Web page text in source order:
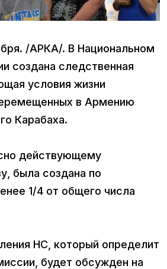
/АРКА/. В Национальном
создана следственная
условия жизни
в Армению
Карабаха.
действующему
была создана по
1/4 от общего числа
НС, который определит
будет обсужден на